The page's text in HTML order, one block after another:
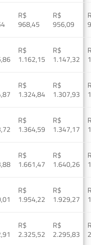
R$
968,45
R$
956,09
R$
1.162,15
R$
1.147,32
R$
1.324,84
R$
1.307,93
R$
1.364,59
R$
1.347,17
R$
1.661,47
R$
1.640,26
R$
1.954,22
R$
1.929,27
R$
2.325,52
R$
2.295,83